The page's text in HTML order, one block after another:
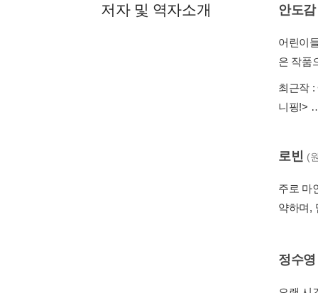
저자 및 역자소개 안도감
어린이
은 작품
최근작 :
니핑!>
로빈 (
주로 마
약하며,
정수영